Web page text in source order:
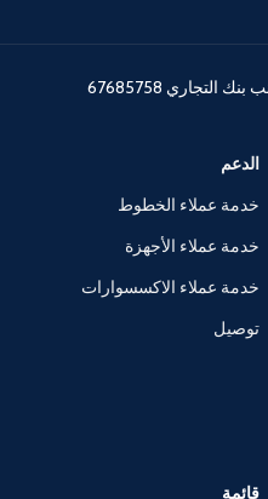
بنك التجاري 67685758
الدعم
خدمة عملاء الخطوط
خدمة عملاء الأجهزة
خدمة عملاء الاكسسوارات
توصيل
قائمة